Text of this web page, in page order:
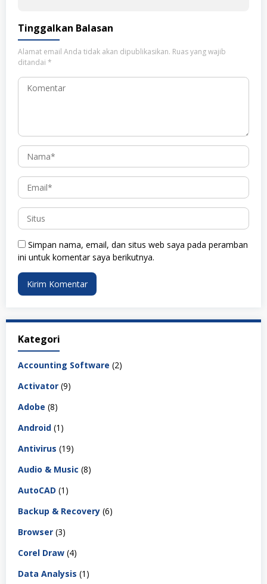
Tinggalkan Balasan
Alamat email Anda tidak akan dipublikasikan. Ruas yang wajib
ditandai *
Simpan nama, email, dan situs web saya pada peramban
ini untuk komentar saya berikutnya.
Kategori
Accounting Software (2)
Activator (9)
Adobe (8)
Android (1)
Antivirus (19)
Audio & Music (8)
AutoCAD (1)
Backup & Recovery (6)
Browser (3)
Corel Draw (4)
Data Analysis (1)